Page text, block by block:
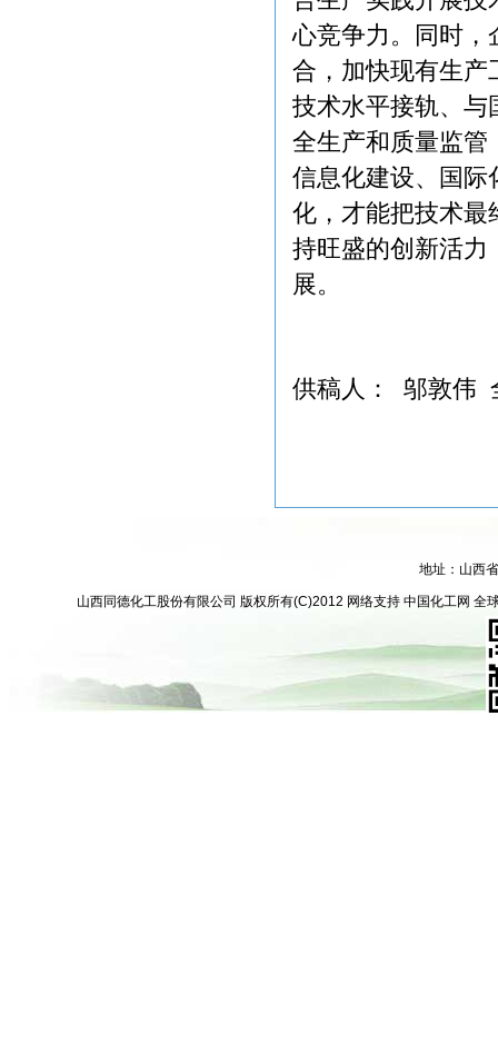
心竞争力。同时，
合，加快现有生产
技术水平接轨、与
全生产和质量监管
信息化建设、国际
化，才能把技术最
持旺盛的创新活力
供稿人： 邬敦伟
地址：山西
山西同德化工股份有限公司 版权所有(C)2012 网络支持 中国化工网 全